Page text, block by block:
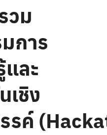
วม
การ
และ
เชิง
รค์